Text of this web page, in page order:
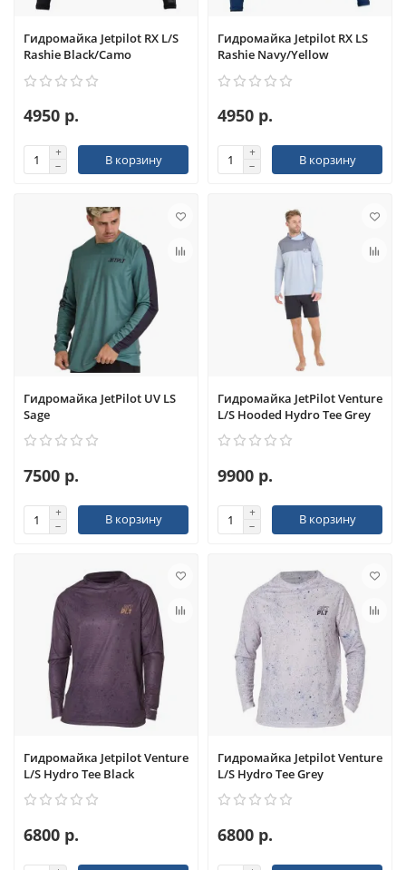
Гидромайка Jetpilot RX L/S
Rashie Black/Camo
4950 р.
В корзину
Гидромайка Jetpilot RX LS
Rashie Navy/Yellow
4950 р.
В корзину
Гидромайка JetPilot UV LS
Sage
7500 р.
В корзину
Гидромайка JetPilot Venture
L/S Hooded Hydro Tee Grey
9900 р.
В корзину
Гидромайка Jetpilot Venture
L/S Hydro Tee Black
6800 р.
Гидромайка Jetpilot Venture
L/S Hydro Tee Grey
6800 р.